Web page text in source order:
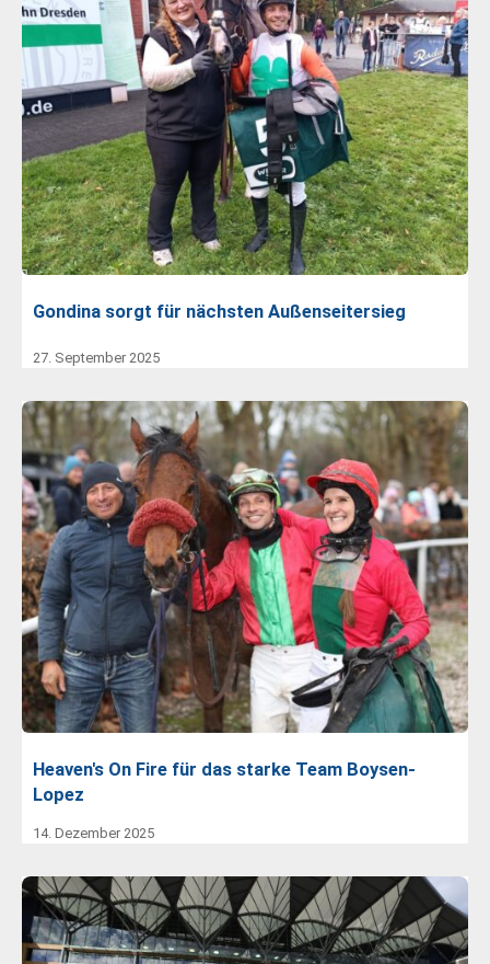
Gondina sorgt für nächsten Außenseitersieg
27. September 2025
Heaven's On Fire für das starke Team Boysen-
Lopez
14. Dezember 2025